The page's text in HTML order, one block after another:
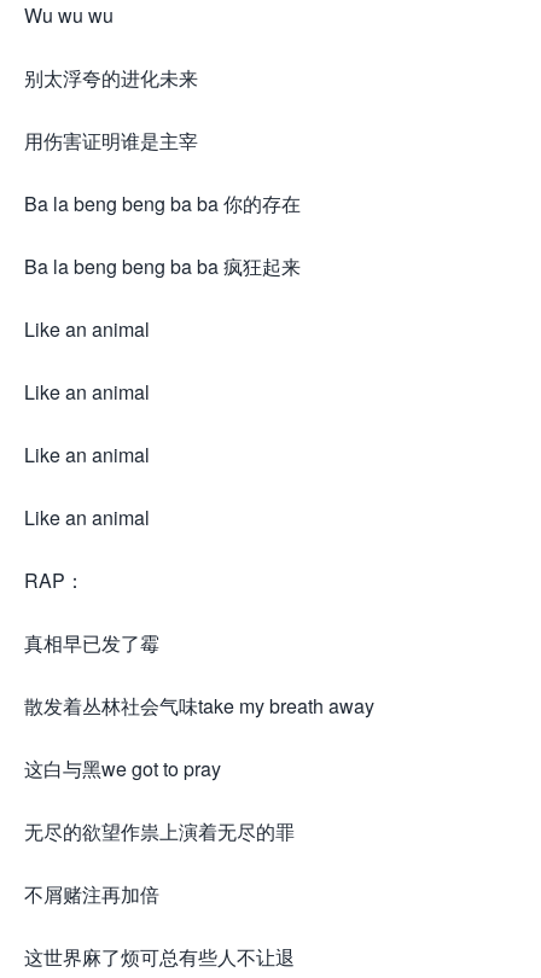
Wu wu wu
别太浮夸的进化未来
用伤害证明谁是主宰
Ba la beng beng ba ba 你的存在
Ba la beng beng ba ba 疯狂起来
Like an animal
Like an animal
Like an animal
Like an animal
RAP：
真相早已发了霉
散发着丛林社会气味take my breath away
这白与黑we got to pray
无尽的欲望作祟上演着无尽的罪
不屑赌注再加倍
这世界麻了烦可总有些人不让退